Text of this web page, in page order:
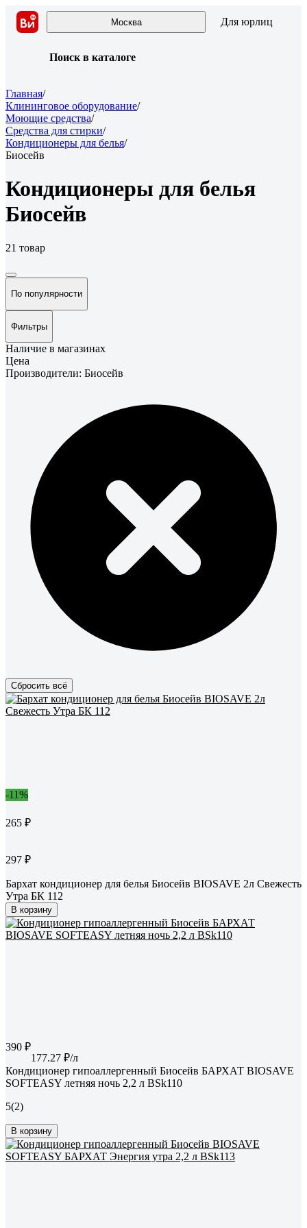
Москва Для юрлиц
Поиск в каталоге
Главная/
Клининговое оборудование/
Моющие средства/
Средства для стирки/
Кондиционеры для белья/
Биосейв
Кондиционеры для белья
Биосейв
21 товар
По популярности
Фильтры
Наличие в магазинах
Цена
Производители: Биосейв
Сбросить всё
-11%
265 ₽
297 ₽
Бархат кондиционер для белья Биосейв BIOSAVE 2л Свежесть
Утра БК 112
В корзину
390 ₽
177.27 ₽/л
Кондиционер гипоаллергенный Биосейв БАРХАТ BIOSAVE
SOFTEASY летняя ночь 2,2 л BSk110
5(2)
В корзину